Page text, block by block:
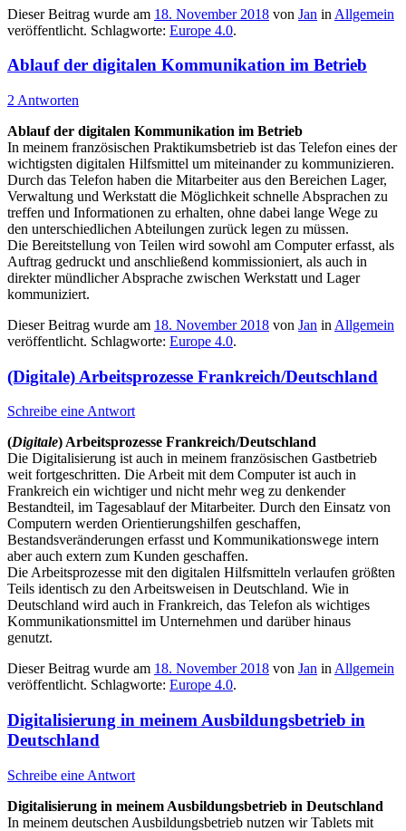
Dieser Beitrag wurde am 18. November 2018 von Jan in Allgemein
veröffentlicht. Schlagworte: Europe 4.0.
Ablauf der digitalen Kommunikation im Betrieb
2 Antworten
Ablauf der digitalen Kommunikation im Betrieb
In meinem französischen Praktikumsbetrieb ist das Telefon eines der
wichtigsten digitalen Hilfsmittel um miteinander zu kommunizieren.
Durch das Telefon haben die Mitarbeiter aus den Bereichen Lager,
Verwaltung und Werkstatt die Möglichkeit schnelle Absprachen zu
treffen und Informationen zu erhalten, ohne dabei lange Wege zu
den unterschiedlichen Abteilungen zurück legen zu müssen.
Die Bereitstellung von Teilen wird sowohl am Computer erfasst, als
Auftrag gedruckt und anschließend kommissioniert, als auch in
direkter mündlicher Absprache zwischen Werkstatt und Lager
kommuniziert.
Dieser Beitrag wurde am 18. November 2018 von Jan in Allgemein
veröffentlicht. Schlagworte: Europe 4.0.
(Digitale) Arbeitsprozesse Frankreich/Deutschland
Schreibe eine Antwort
(Digitale) Arbeitsprozesse Frankreich/Deutschland
Die Digitalisierung ist auch in meinem französischen Gastbetrieb
weit fortgeschritten. Die Arbeit mit dem Computer ist auch in
Frankreich ein wichtiger und nicht mehr weg zu denkender
Bestandteil, im Tagesablauf der Mitarbeiter. Durch den Einsatz von
Computern werden Orientierungshilfen geschaffen,
Bestandsveränderungen erfasst und Kommunikationswege intern
aber auch extern zum Kunden geschaffen.
Die Arbeitsprozesse mit den digitalen Hilfsmitteln verlaufen größten
Teils identisch zu den Arbeitsweisen in Deutschland. Wie in
Deutschland wird auch in Frankreich, das Telefon als wichtiges
Kommunikationsmittel im Unternehmen und darüber hinaus
genutzt.
Dieser Beitrag wurde am 18. November 2018 von Jan inAllgemein
veröffentlicht. Schlagworte: Europe 4.0.
Digitalisierung in meinem Ausbildungsbetrieb in
Deutschland
Schreibe eine Antwort
Digitalisierung in meinem Ausbildungsbetrieb in Deutschland
In meinem deutschen Ausbildungsbetrieb nutzen wir Tablets mit